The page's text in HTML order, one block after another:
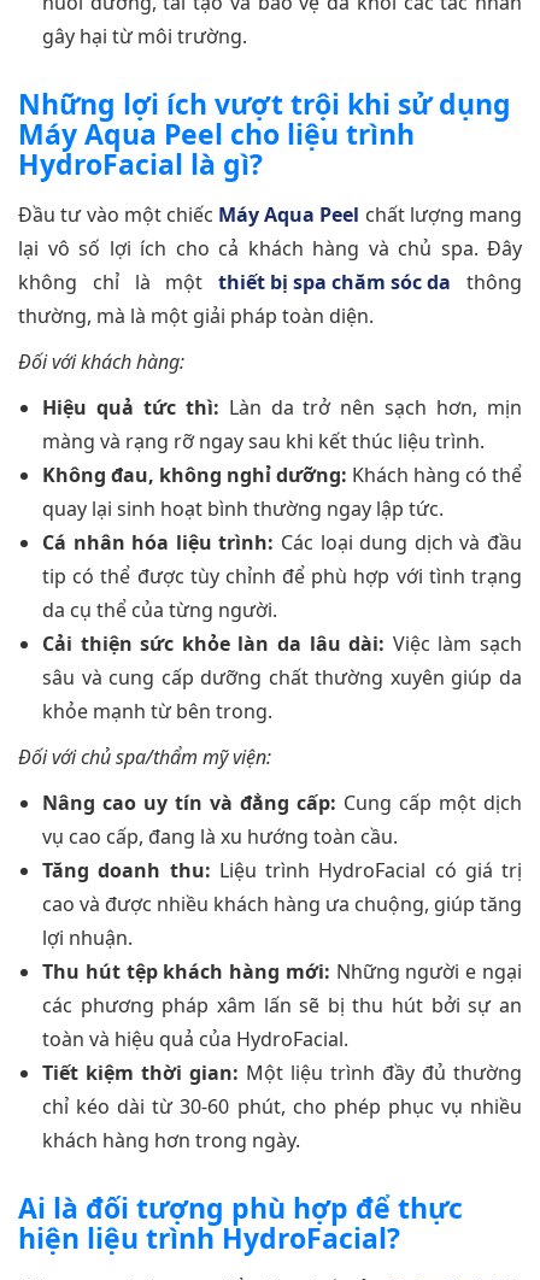
gây hại từ môi trường.
Những lợi ích vượt trội khi sử dụng
Máy Aqua Peel cho liệu trình
HydroFacial là gì?
Đầu tư vào một chiếc Máy Aqua Peel chất lượng mang
lại vô số lợi ích cho cả khách hàng và chủ spa. Đây
không chỉ là mộtthiết bị spa chăm sóc da thông
thường, mà là một giải pháp toàn diện.
Đối với khách hàng:
Hiệu quả tức thì: Làn da trở nên sạch hơn, mịn
màng và rạng rỡ ngay sau khi kết thúc liệu trình.
Không đau, không nghỉ dưỡng: Khách hàng có thể
quay lại sinh hoạt bình thường ngay lập tức.
Cá nhân hóa liệu trình: Các loại dung dịch và đầu
tip có thể được tùy chỉnh để phù hợp với tình trạng
da cụ thể của từng người.
Cải thiện sức khỏe làn da lâu dài: Việc làm sạch
sâu và cung cấp dưỡng chất thường xuyên giúp da
khỏe mạnh từ bên trong.
Đối với chủ spa/thẩm mỹ viện:
Nâng cao uy tín và đẳng cấp: Cung cấp một dịch
vụ cao cấp, đang là xu hướng toàn cầu.
Tăng doanh thu: Liệu trình HydroFacial có giá trị
cao và được nhiều khách hàng ưa chuộng, giúp tăng
lợi nhuận.
Thu hút tệp khách hàng mới: Những người e ngại
các phương pháp xâm lấn sẽ bị thu hút bởi sự an
toàn và hiệu quả của HydroFacial.
Tiết kiệm thời gian: Một liệu trình đầy đủ thường
chỉ kéo dài từ 30-60 phút, cho phép phục vụ nhiều
khách hàng hơn trong ngày.
Ai là đối tượng phù hợp để thực
hiện liệu trình HydroFacial?